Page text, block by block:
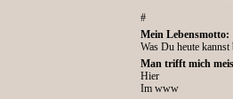
#
Mein Lebensmotto:
Was Du heute
Man trifft mich
Hier
Im www